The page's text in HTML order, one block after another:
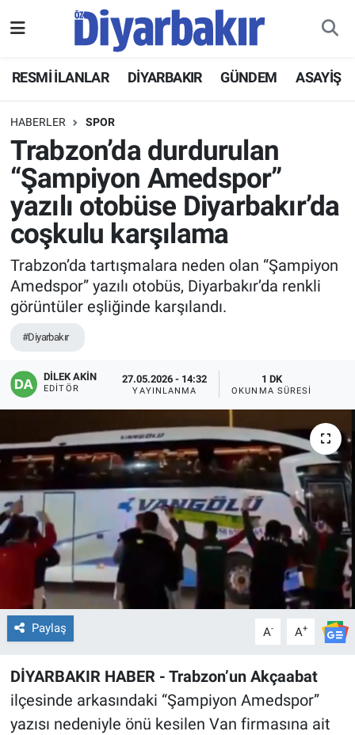
RESMİ İLANLAR DİYARBAKIR GÜNDEM ASAYİŞ
HABERLER SPOR
Trabzon’da durdurulan
“Şampiyon Amedspor”
yazılı otobüse Diyarbakır’da
coşkulu karşılama
Trabzon’da tartışmalara neden olan “Şampiyon
Amedspor” yazılı otobüs, Diyarbakır’da renkli
görüntüler eşliğinde karşılandı.
#Diyarbakır
DİLEK AKİN
EDITÖR
27.05.2026 - 14:32
YAYINLANMA
1 DK
OKUNMA SÜRESI
Paylaş A- A+
DİYARBAKIR HABER - Trabzon’un Akçaabat
ilçesinde arkasındaki “Şampiyon Amedspor”
yazısı nedeniyle önü kesilen Van firmasına ait
ASAYİŞ
DİYARBAKIR
EKONOMİ
GÜNDEM
BÖLGE
DÜNYA
KÜLTÜR SANAT
EĞİTİM
POLİTİKA
SAĞLIK
SPOR
TEKNOLOJİ
Hava Durumu
Namaz Vakitleri
Trafik Durumu
Süper Lig Puan Durumu ve Fikstür
Tüm Manşetler
Son Dakika Haberleri
Haber Arşivi